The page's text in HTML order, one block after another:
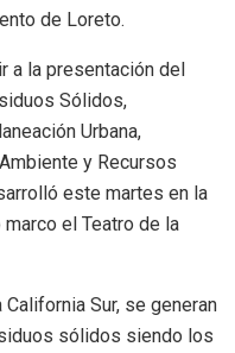
de Loreto.
a la presentación del
Sólidos,
Urbana,
y Recursos
este martes en la
el Teatro de la
Sur, se generan
sólidos siendo los